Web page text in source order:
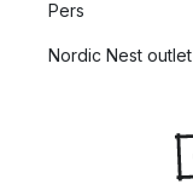
Pers
Nordic Nest outlet